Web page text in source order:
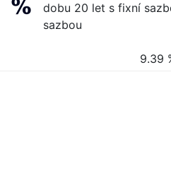
dobu 20 let s fixní
sazbou
9.39